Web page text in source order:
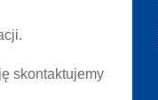
skontaktujemy